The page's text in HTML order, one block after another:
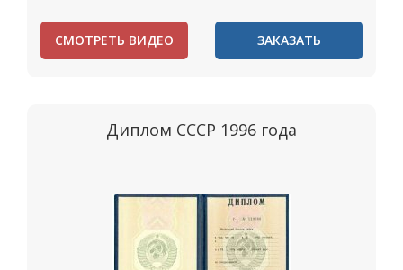
СМОТРЕТЬ ВИДЕО ЗАКАЗАТЬ
Диплом СССР 1996 года